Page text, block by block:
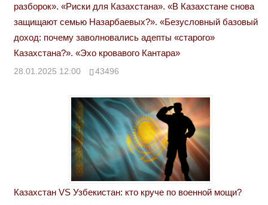
разборок». «Риски для Казахстана». «В Казахстане снова
защищают семью Назарбаевых?». «Безусловный базовый
доход: почему заволновались адепты «старого»
Казахстана?». «Эхо кровавого Кантара»
28.01.2025 12:00 43496
Казахстан VS Узбекистан: кто круче по военной мощи?